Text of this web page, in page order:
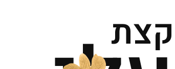
קצת